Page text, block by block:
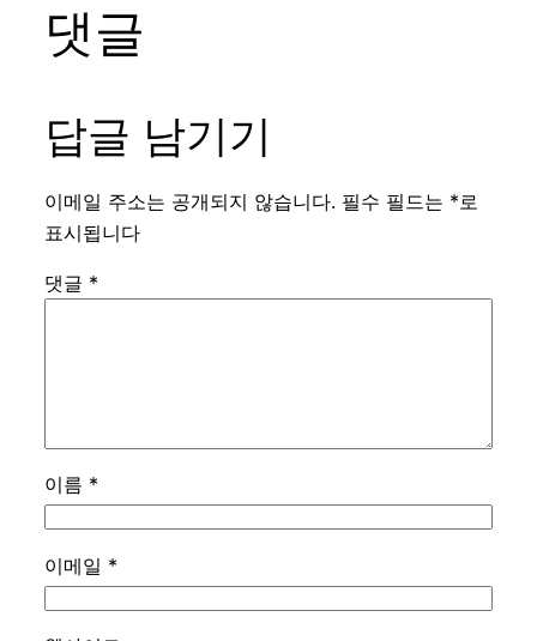
댓글
답글 남기기
이메일 주소는 공개되지 않습니다. 필수 필드는 *로
표시됩니다
댓글 *
이름 *
이메일 *